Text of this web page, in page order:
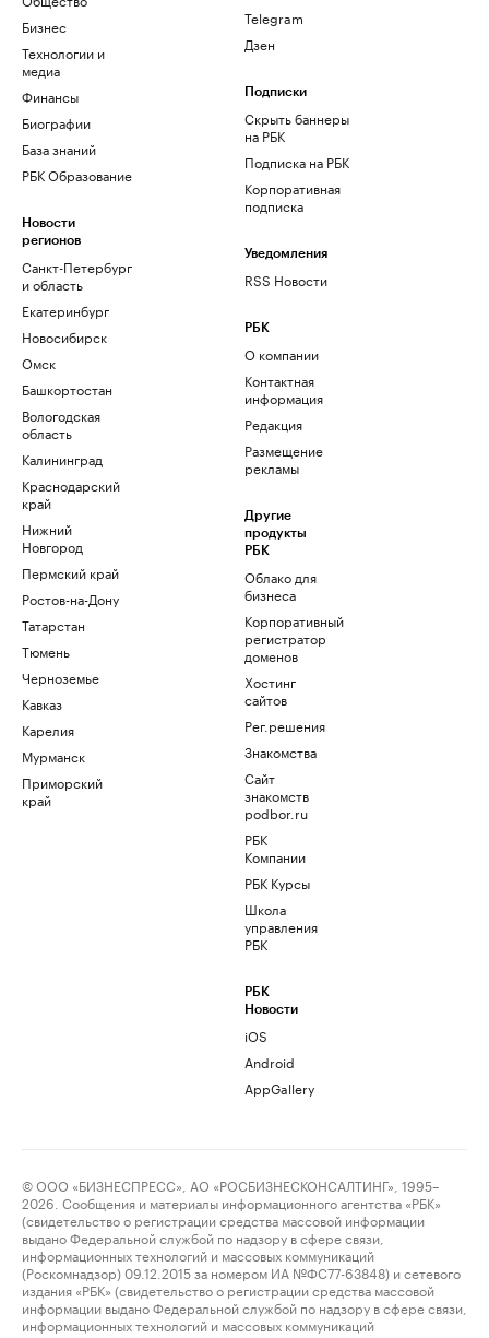
Бизнес
Технологии и
медиа
Финансы
Биографии
База знаний
РБК Образование
Новости
регионов
Санкт-Петербург
и область
Екатеринбург
Новосибирск
Омск
Башкортостан
Вологодская
область
Калининград
Краснодарский
край
Нижний
Новгород
Пермский край
Ростов-на-Дону
Татарстан
Тюмень
Черноземье
Кавказ
Карелия
Мурманск
Приморский
край
Telegram
Дзен
Подписки
Скрыть баннеры
на РБК
Подписка на РБК
Корпоративная
подписка
Уведомления
RSS Новости
РБК
О компании
Контактная
информация
Редакция
Размещение
рекламы
Другие
продукты
РБК
Облако для
бизнеса
Корпоративный
регистратор
доменов
Хостинг
сайтов
Рег.решения
Знакомства
Сайт
знакомств
podbor.ru
РБК
Компании
РБК Курсы
Школа
управления
РБК
РБК
Новости
iOS
Android
AppGallery
© ООО «БИЗНЕСПРЕСС», АО «РОСБИЗНЕСКОНСАЛТИНГ», 1995–
2026. Сообщения и материалы информационного агентства «РБК»
(свидетельство о регистрации средства массовой информации
выдано Федеральной службой по надзору в сфере связи,
информационных технологий и массовых коммуникаций
(Роскомнадзор) 09.12.2015 за номером ИА №ФС77-63848) и сетевого
издания «РБК» (свидетельство о регистрации средства массовой
информации выдано Федеральной службой по надзору в сфере связи,
информационных технологий и массовых коммуникаций